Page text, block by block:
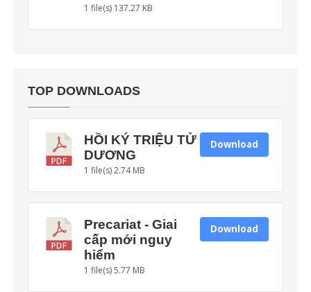
1 file(s) 137.27 KB
TOP DOWNLOADS
HỒI KÝ TRIỆU TỬ
DƯƠNG
1 file(s)2.74 MB
Download
Precariat - Giai
cấp mới nguy
hiểm
1 file(s)5.77 MB
Download